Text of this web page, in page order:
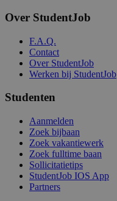
Over StudentJob
F.A.Q.
Contact
Over StudentJob
Werken bij StudentJob
Studenten
Aanmelden
Zoek bijbaan
Zoek vakantiewerk
Zoek fulltime baan
Sollicitatietips
StudentJob IOS App
Partners